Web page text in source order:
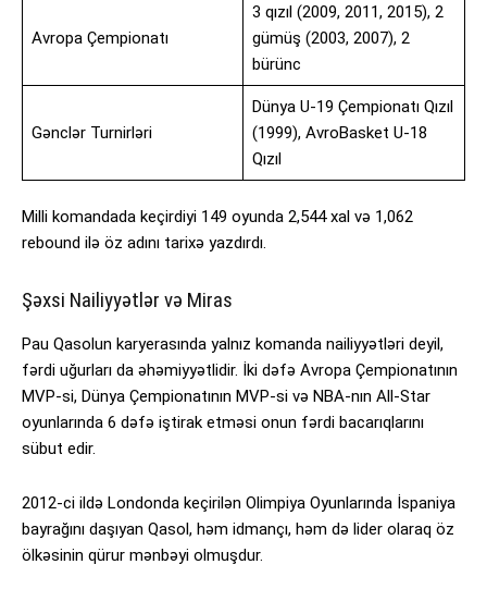
Avropa Çempionatı
3 qızıl (2009, 2011, 2015), 2
gümüş (2003, 2007), 2
bürünc
Gənclər Turnirləri
Dünya U-19 Çempionatı Qızıl
(1999), AvroBasket U-18
Qızıl
Milli komandada keçirdiyi 149 oyunda 2,544 xal və 1,062
rebound ilə öz adını tarixə yazdırdı.
Şəxsi Nailiyyətlər və Miras
Pau Qasolun karyerasında yalnız komanda nailiyyətləri deyil,
fərdi uğurları da əhəmiyyətlidir. İki dəfə Avropa Çempionatının
MVP-si, Dünya Çempionatının MVP-si və NBA-nın All-Star
oyunlarında 6 dəfə iştirak etməsi onun fərdi bacarıqlarını
sübut edir.
2012-ci ildə Londonda keçirilən Olimpiya Oyunlarında İspaniya
bayrağını daşıyan Qasol, həm idmançı, həm də lider olaraq öz
ölkəsinin qürur mənbəyi olmuşdur.